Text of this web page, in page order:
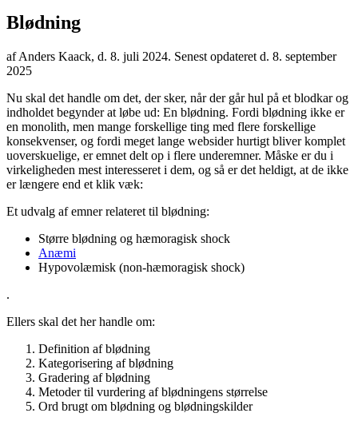
Blødning
af Anders Kaack, d. 8. juli 2024. Senest opdateret d. 8. september
2025
Nu skal det handle om det, der sker, når der går hul på et blodkar og
indholdet begynder at løbe ud: En blødning. Fordi blødning ikke er
en monolith, men mange forskellige ting med flere forskellige
konsekvenser, og fordi meget lange websider hurtigt bliver komplet
uoverskuelige, er emnet delt op i flere underemner. Måske er du i
virkeligheden mest interesseret i dem, og så er det heldigt, at de ikke
er længere end et klik væk:
Et udvalg af emner relateret til blødning:
Større blødning og hæmoragisk shock
Anæmi
Hypovolæmisk (non-hæmoragisk shock)
.
Ellers skal det her handle om:
Definition af blødning
Kategorisering af blødning
Gradering af blødning
Metoder til vurdering af blødningens størrelse
Ord brugt om blødning og blødningskilder